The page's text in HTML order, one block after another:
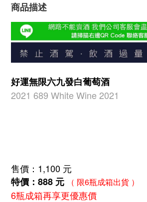
商品描述
好運無限六九發白葡萄酒
2021 689 White Wine 2021
售價：1,100 元
特價：888 元
（ 限6瓶成箱出貨 ）
6瓶成箱再享更優惠價